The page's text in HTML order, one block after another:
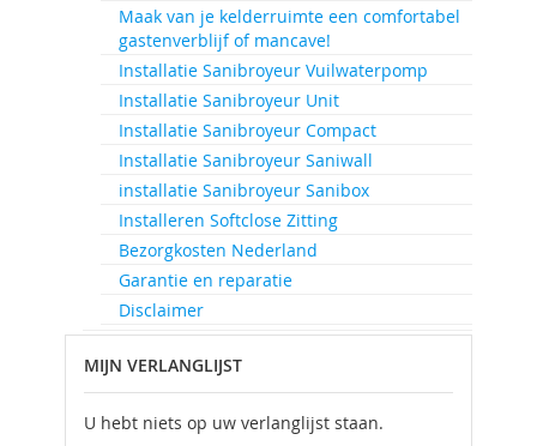
Maak van je kelderruimte een comfortabel
gastenverblijf of mancave!
Installatie Sanibroyeur Vuilwaterpomp
Installatie Sanibroyeur Unit
Installatie Sanibroyeur Compact
Installatie Sanibroyeur Saniwall
installatie Sanibroyeur Sanibox
Installeren Softclose Zitting
Bezorgkosten Nederland
Garantie en reparatie
Disclaimer
MIJN VERLANGLIJST
U hebt niets op uw verlanglijst staan.